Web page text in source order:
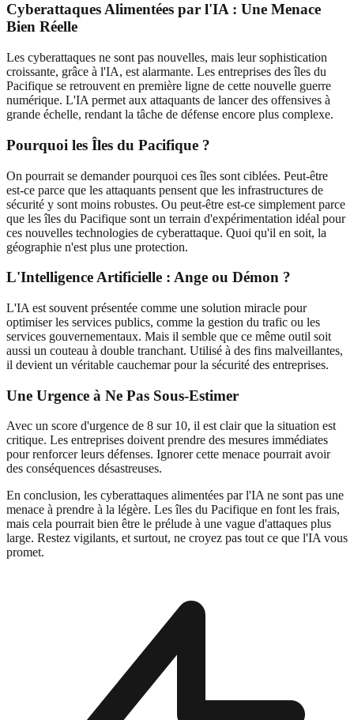
Cyberattaques Alimentées par l'IA : Une Menace
Bien Réelle
Les cyberattaques ne sont pas nouvelles, mais leur sophistication
croissante, grâce à l'IA, est alarmante. Les entreprises des îles du
Pacifique se retrouvent en première ligne de cette nouvelle guerre
numérique. L'IA permet aux attaquants de lancer des offensives à
grande échelle, rendant la tâche de défense encore plus complexe.
Pourquoi les Îles du Pacifique ?
On pourrait se demander pourquoi ces îles sont ciblées. Peut-être
est-ce parce que les attaquants pensent que les infrastructures de
sécurité y sont moins robustes. Ou peut-être est-ce simplement parce
que les îles du Pacifique sont un terrain d'expérimentation idéal pour
ces nouvelles technologies de cyberattaque. Quoi qu'il en soit, la
géographie n'est plus une protection.
L'Intelligence Artificielle : Ange ou Démon ?
L'IA est souvent présentée comme une solution miracle pour
optimiser les services publics, comme la gestion du trafic ou les
services gouvernementaux. Mais il semble que ce même outil soit
aussi un couteau à double tranchant. Utilisé à des fins malveillantes,
il devient un véritable cauchemar pour la sécurité des entreprises.
Une Urgence à Ne Pas Sous-Estimer
Avec un score d'urgence de 8 sur 10, il est clair que la situation est
critique. Les entreprises doivent prendre des mesures immédiates
pour renforcer leurs défenses. Ignorer cette menace pourrait avoir
des conséquences désastreuses.
En conclusion, les cyberattaques alimentées par l'IA ne sont pas une
menace à prendre à la légère. Les îles du Pacifique en font les frais,
mais cela pourrait bien être le prélude à une vague d'attaques plus
large. Restez vigilants, et surtout, ne croyez pas tout ce que l'IA vous
promet.